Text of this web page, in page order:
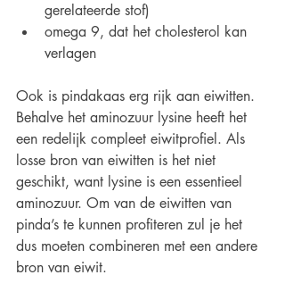
gerelateerde stof)
omega 9, dat het cholesterol kan
verlagen
Ook is pindakaas erg rijk aan eiwitten.
Behalve het aminozuur lysine heeft het
een redelijk compleet eiwitprofiel. Als
losse bron van eiwitten is het niet
geschikt, want lysine is een essentieel
aminozuur. Om van de eiwitten van
pinda’s te kunnen profiteren zul je het
dus moeten combineren met een andere
bron van eiwit.